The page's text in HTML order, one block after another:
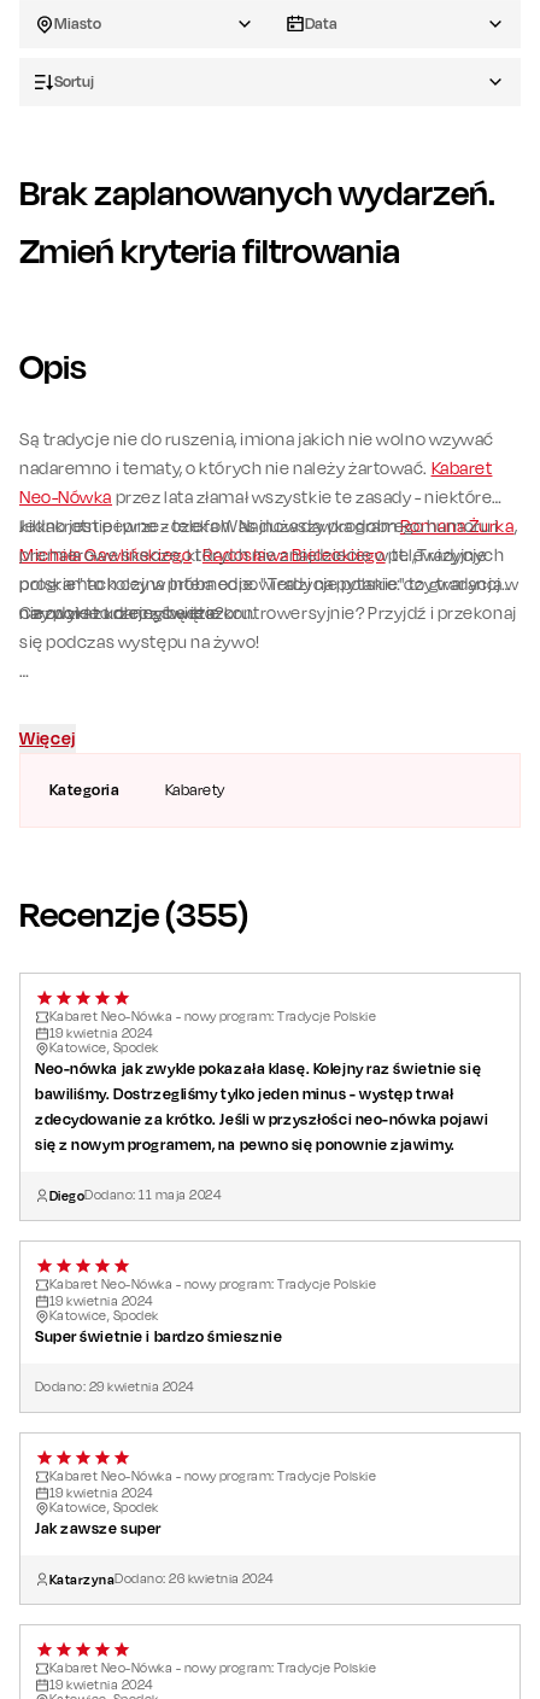
Miasto Data
Sortuj
Brak zaplanowanych wydarzeń.
Zmień kryteria filtrowania
Opis
Kategoria Kabarety
Są tradycje nie do ruszenia, imiona jakich nie wolno wzywać
nadaremno i tematy, o których nie należy żartować. Kabaret
Neo-Nówka przez lata złamał wszystkie te zasady - niektóre
kilkakrotnie i przez telefon. Najnowszy programRomana Żurka,
Michała GawlińskiegoiRadosława Bieleckiegopt. „Tradycje
polskie” to kolejna próba odpowiedzi na pytanie: czy tradycja w
narodzie to rzecz święta?
Jedno jest pewne - czeka Was duża dawka dobrego humoru i
premierowe skecze, których nie znajdziecie w telewizyjnych
programach czy w Internecie. "Tradycje polskie" to gwarancja
niezwykle udanego wieczoru.
Czy po raz kolejny będzie kontrowersyjnie? Przyjdź i przekonaj
się podczas występu na żywo!
Więcej
Recenzje (355)
Kabaret Neo-Nówka - nowy program: Tradycje Polskie
19 kwietnia 2024
Katowice, Spodek
Neo-nówka jak zwykle pokazała klasę. Kolejny raz świetnie się
bawiliśmy. Dostrzegliśmy tylko jeden minus - występ trwał
zdecydowanie za krótko. Jeśli w przyszłości neo-nówka pojawi
się z nowym programem, na pewno się ponownie zjawimy.
DiegoDodano:11 maja 2024
Kabaret Neo-Nówka - nowy program: Tradycje Polskie
19 kwietnia 2024
Katowice, Spodek
Super świetnie i bardzo śmiesznie
Dodano: 29 kwietnia 2024
Kabaret Neo-Nówka - nowy program: Tradycje Polskie
19 kwietnia 2024
Katowice, Spodek
Jak zawsze super
KatarzynaDodano:26 kwietnia 2024
Kabaret Neo-Nówka - nowy program: Tradycje Polskie
19 kwietnia 2024